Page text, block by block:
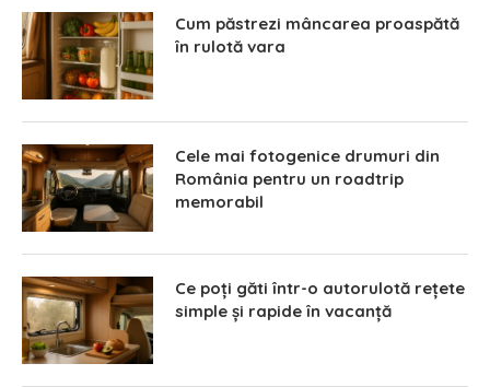
Cum păstrezi mâncarea proaspătă
în rulotă vara
Cele mai fotogenice drumuri din
România pentru un roadtrip
memorabil
Ce poți găti într-o autorulotă rețete
simple și rapide în vacanță